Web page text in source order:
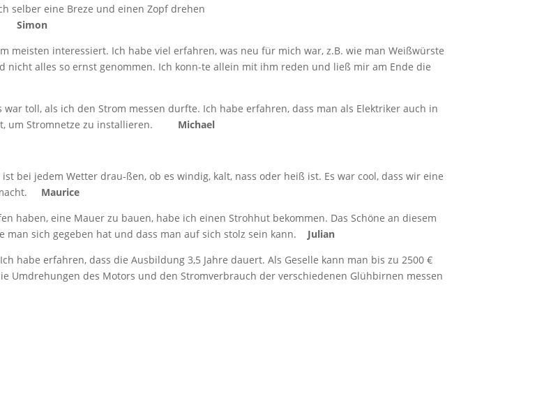
selber eine Breze und einen Zopf drehen
Simon
meisten interessiert. Ich habe viel erfahren, was neu für mich war, z.B. wie man Weißwürste
nicht alles so ernst genommen. Ich konn-te allein mit ihm reden und ließ mir am Ende die
war toll, als ich den Strom messen durfte. Ich habe erfahren, dass man als Elektriker auch in
um Stromnetze zu installieren. Michael
ist bei jedem Wetter drau-ßen, ob es windig, kalt, nass oder heiß ist. Es war cool, dass wir eine
Maurice
haben, eine Mauer zu bauen, habe ich einen Strohhut bekommen. Das Schöne an diesem
man sich gegeben hat und dass man auf sich stolz sein kann. Julian
habe erfahren, dass die Ausbildung 3,5 Jahre dauert. Als Geselle kann man bis zu 2500 €
Umdrehungen des Motors und den Stromverbrauch der verschiedenen Glühbirnen messen